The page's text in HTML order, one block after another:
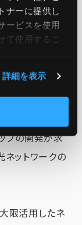
ナーに提供し
ービスを使用
て使用​​するこ
詳細を表示
トワークの課題
いきます。
ー・ネット
プの開発が求
ネットワークの
限活用したネ